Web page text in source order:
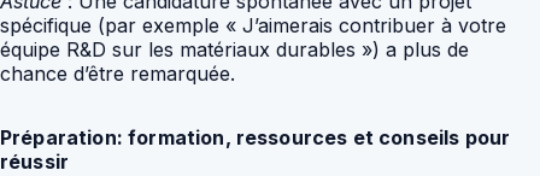
spécifique (par exemple « J’aimerais contribuer à votre
équipe R&D sur les matériaux durables ») a plus de
chance d’être remarquée.
Préparation: formation, ressources et conseils pour
réussir